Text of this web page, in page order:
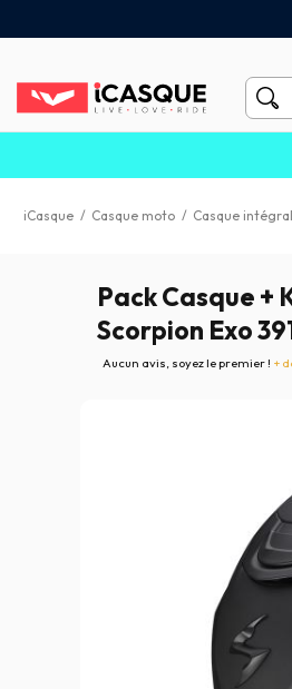
iCasque / Casque moto / Casque intégral
Pack Casque
Scorpion Exo
Aucun avis, soyez le premier ! +